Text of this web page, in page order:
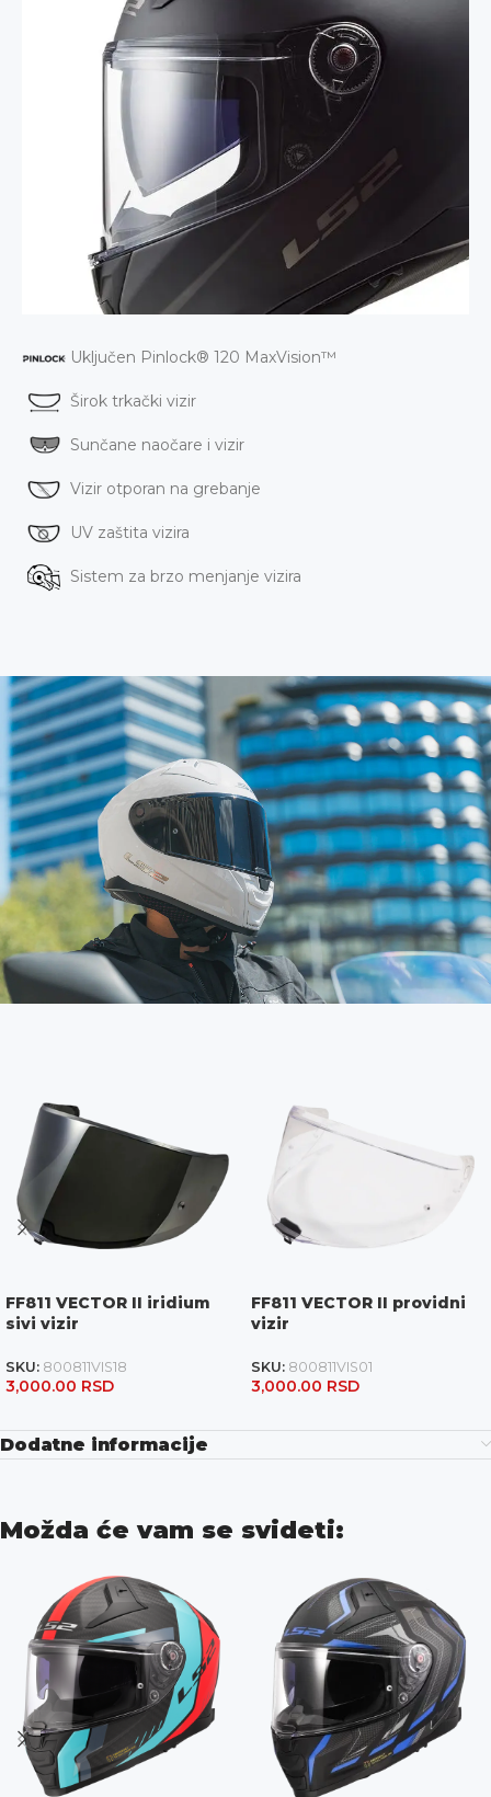
Uključen Pinlock® 120 MaxVision™
Širok trkački vizir
Sunčane naočare i vizir
Vizir otporan na grebanje
UV zaštita vizira
Sistem za brzo menjanje vizira
FF811 VECTOR II iridium
sivi vizir
SKU: 800811VIS18
3,000.00 RSD
FF811 VECTOR II providni
vizir
SKU: 800811VIS01
3,000.00 RSD
Dodatne informacije
Možda će vam se svideti: